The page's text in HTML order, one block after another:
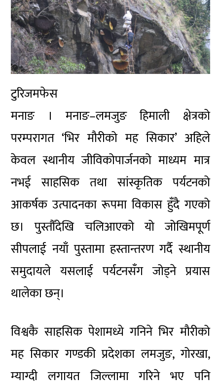
टुरिजमफेस
मनाङ । मनाङ–लमजुङ हिमाली क्षेत्रको
परम्परागत ‘भिर मौरीको मह सिकार’ अहिले
केवल स्थानीय जीविकोपार्जनको माध्यम मात्र
नभई साहसिक तथा सांस्कृतिक पर्यटनको
आकर्षक उत्पादनका रूपमा विकास हुँदै गएको
छ। पुस्तौँदेखि चलिआएको यो जोखिमपूर्ण
सीपलाई नयाँ पुस्तामा हस्तान्तरण गर्दै स्थानीय
समुदायले यसलाई पर्यटनसँग जोड्ने प्रयास
थालेका छन्।
विश्वकै साहसिक पेशामध्ये गनिने भिर मौरीको
मह सिकार गण्डकी प्रदेशका लमजुङ, गोरखा,
म्याग्दी लगायत जिल्लामा गरिने भए पनि